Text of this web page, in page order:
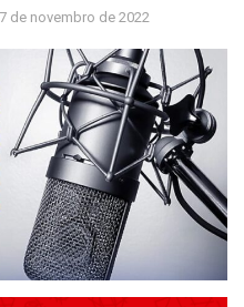
7 de novembro de 2022